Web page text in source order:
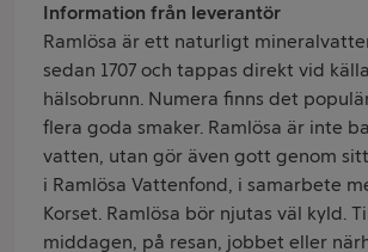
Information från leverantör
Ramlösa är ett naturligt
sedan 1707 och tappas direkt vid
hälsobrunn. Numera finns det
flera goda smaker. Ramlösa är inte
vatten, utan gör även gott genom
i Ramlösa Vattenfond, i samarbete
Korset. Ramlösa bör njutas väl kyld.
middagen, på resan, jobbet eller